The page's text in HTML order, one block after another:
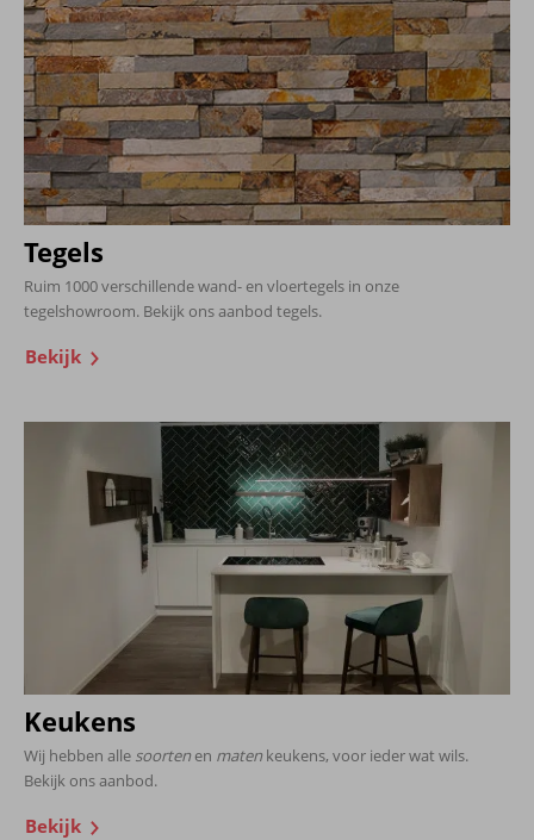
Tegels
Ruim 1000 verschillende wand- en vloertegels in onze
tegelshowroom. Bekijk ons aanbod tegels.
Bekijk
Keukens
Wij hebben alle soortenen matenkeukens, voor ieder wat wils.
Bekijk ons aanbod.
Bekijk